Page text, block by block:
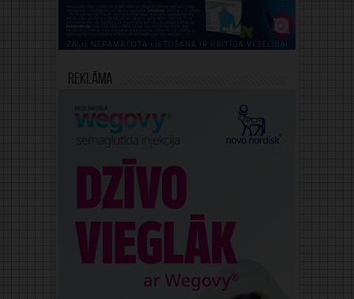
Reklāma